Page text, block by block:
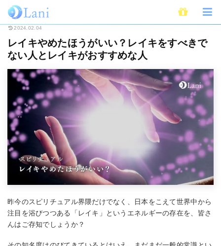
ホーム スピリチュアル レイキやめたほうがいい？レイキを
2024.02.04
レイキやめたほうがいい？レイキをすべきで
ない人とレイキがおすすめな人
昨今のスピリチュアル界隈だけでなく、日本をこえて世界中から
注目を浴びつつある「レイキ」というエネルギーの存在を、皆さ
んはご存知でしょうか？